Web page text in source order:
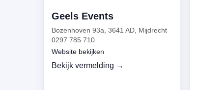
Geels Events
Bozenhoven 93a, 3641 AD, Mijdrecht
0297 785 710
Website bekijken
Bekijk vermelding →